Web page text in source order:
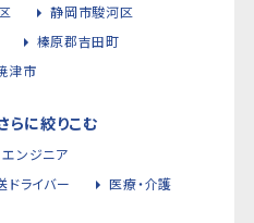
静岡市駿河区
榛原郡吉田町
津市
に絞りこむ
エンジニア
ドライバー
医療・介護